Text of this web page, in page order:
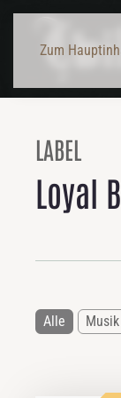
Zum
LABEL
Loyal
Alle